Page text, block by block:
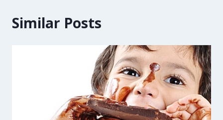
Similar Posts